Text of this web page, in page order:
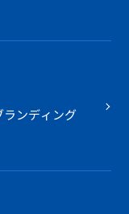
ランディング